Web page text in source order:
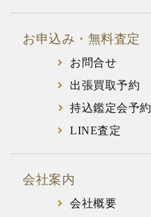
お申込み・無料査定
お問合せ
出張買取予約
持込鑑定会予約
LINE査定
会社案内
会社概要